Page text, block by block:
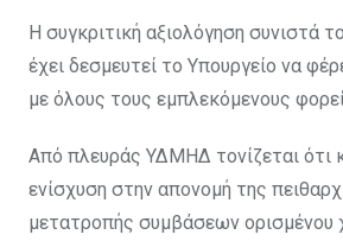
Η συγκριτική αξιολόγηση συνιστά
έχει δεσμευτεί το Υπουργείο να
με όλους τους εμπλεκόμενους
Από πλευράς ΥΔΜΗΔ τονίζεται ότι
ενίσχυση στην απονομή της
μετατροπής συμβάσεων ορισμένου